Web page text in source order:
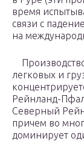
время
связи с
на
легковых и
Рейнланд-
Северный
причем во
доминирует